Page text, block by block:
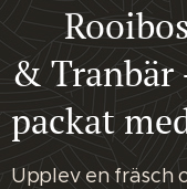
⭐
&
packat
Upplev en fräsch